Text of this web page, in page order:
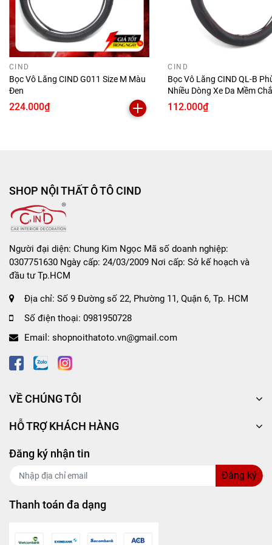
Phù hợp phần lớn xe 5–7 chỗ có vô lăng chữ D (đáy
bằng).
Lắp nhanh, không cần dụng cụ.
📌Thông tin sản phẩm
Bọc Vô Lăng D-Cut CIND E011D Size M Màu
Đen Da PU Lõi TPE Chống Trượt Siêu Êm
Chất liệu: Da PU + Lõi TPE đàn hồi
Lợi ích khách hàng nhận ngay
Cầm chắc tay hơn, lái xe tự tin hơn
Giảm mồ hôi tay – hạn chế trơn tuột
Vô lăng sạch – đẹp – bền
Phù hợp mọi kiểu xe hiện đại có vô lăng chữ D
CIND
Bọc Vô Lăng CIND G011 Size M Màu
Đen
224.000₫
CIND
Bọc Vô Lăng CIND QL-B
Nhiều Dòng Xe Da Mềm
Lái Xe
112.000₫
SHOP NỘI THẤT Ô TÔ CIND
Người đại diện: Chung Kim Ngọc Mã số doanh nghiệp:
0307751630 Ngày cấp: 24/03/2009 Nơi cấp: Sở kế hoạch và
đầu tư Tp.HCM
Địa chỉ: Số 9 Đường số 22, Phường 11, Quận 6, Tp. HCM
Số điện thoại: 0981950728
Email: shopnoithatoto.vn@gmail.com
VỀ CHÚNG TÔI
HỖ TRỢ KHÁCH HÀNG
Đăng ký nhận tin
Đăng ký
Thanh toán đa dạng